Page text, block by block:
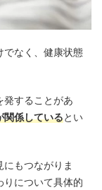
でなく、健康状態
発することがあ
関係しているとい
もつながりま
りについて具体的